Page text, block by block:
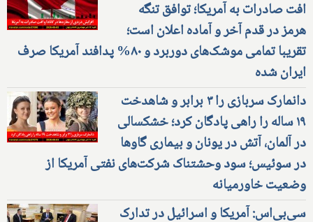
افت صادرات به آمریکا؛ توافق تنگه
هرمز در قدم آخر و آماده اعلان است؛
تقریبا تمامی موشک‌های دوربرد و ۸۰% پدافند آمریکا صرف
ایران شده
دانمارک سربازی را ۳ برابر و شاهدخت
۱۹ ساله را راهی پادگان کرد؛ خشکسالی
در آلمان، آتش در یونان و بیماری گاوها
در سوئیس؛ سود وحشتناک شرکت‌های نفتی آمریکا از
وضعیت خاورمیانه
سی‌بی‌اس: آمریکا و اسرائیل در تدارک